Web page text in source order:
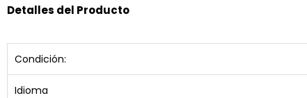
Detalles del Producto
Condición:
Idioma